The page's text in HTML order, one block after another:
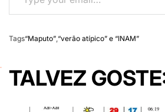
Tags“Maputo”,“verão atípico” e “INAM”
TALVEZ